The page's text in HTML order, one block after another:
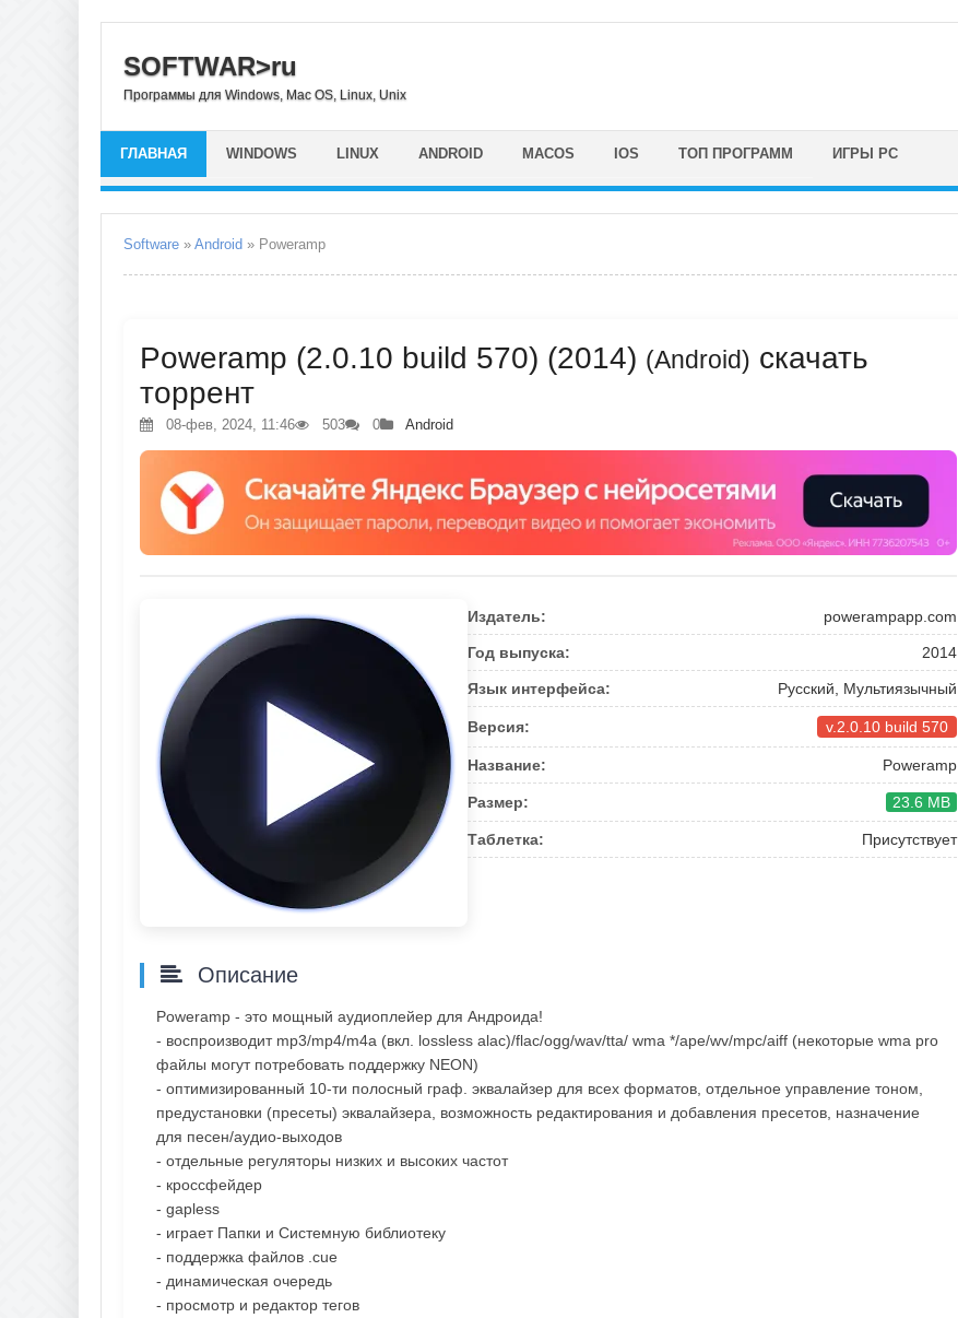
SOFTWAR>ru
Программы для Windows, Mac OS, Linux, Unix
ГЛАВНАЯ WINDOWS LINUX ANDROID MACOS IOS ТОП ПРОГРАММ ИГРЫ PC
Software » Android » Poweramp
Poweramp (2.0.10 build 570) (2014) (Android) скачать
торрент
08-фев, 2024, 11:46 503 0 Android
Издатель: powerampapp.com
Год выпуска: 2014
Язык интерфейса: Русский, Мультиязычный
Версия: v.2.0.10 build 570
Название: Poweramp
Размер: 23.6 MB
Таблетка: Присутствует
Описание
Poweramp - это мощный аудиоплейер для Андроида!
- воспроизводит mp3/mp4/m4a (вкл. lossless alac)/flac/ogg/wav/tta/ wma */ape/wv/mpc/aiff (некоторые wma pro
файлы могут потребовать поддержку NEON)
- оптимизированный 10-ти полосный граф. эквалайзер для всех форматов, отдельное управление тоном,
предустановки (пресеты) эквалайзера, возможность редактирования и добавления пресетов, назначение
для песен/аудио-выходов
- отдельные регуляторы низких и высоких частот
- кроссфейдер
- gapless
- играет Папки и Системную библиотеку
- поддержка файлов .cue
- динамическая очередь
- просмотр и редактор тегов